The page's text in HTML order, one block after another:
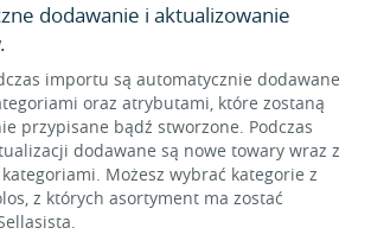
dodawanie i aktualizowanie
importu są automatycznie dodawane
oraz atrybutami, które zostaną
przypisane bądź stworzone. Podczas
dodawane są nowe towary wraz z
Możesz wybrać kategorie z
z których asortyment ma zostać